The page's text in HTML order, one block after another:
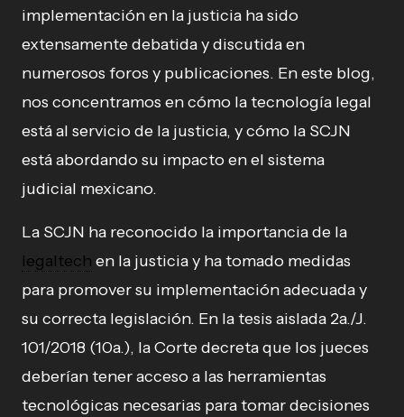
implementación en la justicia ha sido
extensamente debatida y discutida en
numerosos foros y publicaciones. En este blog,
nos concentramos en cómo la tecnología legal
está al servicio de la justicia, y cómo la SCJN
está abordando su impacto en el sistema
judicial mexicano.
La SCJN ha reconocido la importancia de la
legaltech en la justicia y ha tomado medidas
para promover su implementación adecuada y
su correcta legislación. En la tesis aislada 2a./J.
101/2018 (10a.), la Corte decreta que los jueces
deberían tener acceso a las herramientas
tecnológicas necesarias para tomar decisiones